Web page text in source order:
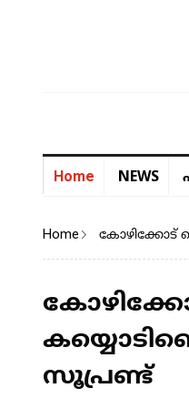
Home NEWS
Home കോഴിക്കോട്
സൂപ്രണ്ട്